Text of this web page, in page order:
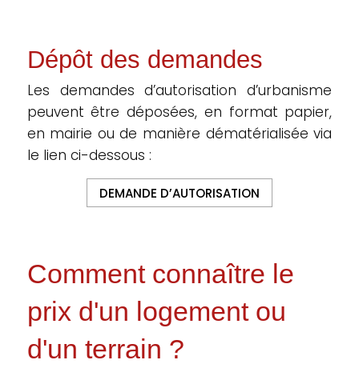
Dépôt des demandes
Les demandes d’autorisation d’urbanisme
peuvent être déposées, en format papier,
en mairie ou de manière dématérialisée via
le lien ci-dessous :
DEMANDE D’AUTORISATION
Comment connaître le
prix d'un logement ou
d'un terrain ?